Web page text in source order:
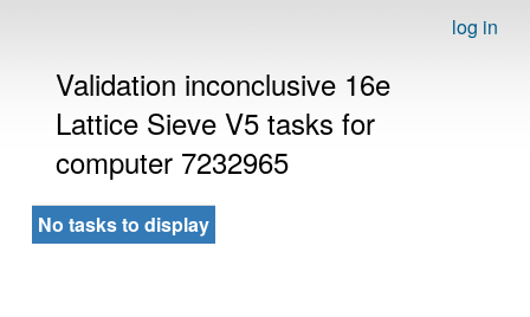
log in
Validation inconclusive 16e
Lattice Sieve V5 tasks for
computer 7232965
No tasks to display